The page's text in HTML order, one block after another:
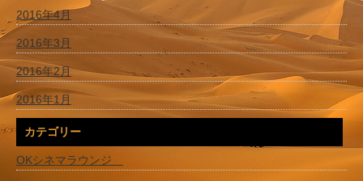
2016年4月
2016年3月
2016年2月
2016年1月
カテゴリー
OKシネマラウンジ